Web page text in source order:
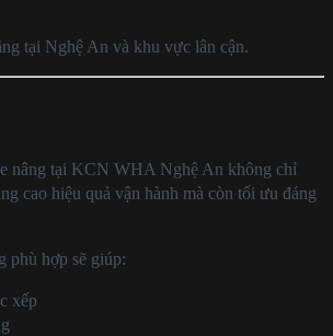
tại Nghệ An và khu vực lân cận.
nâng tại KCN WHA Nghệ An không chỉ
cao hiệu quả vận hành mà còn tối ưu đáng
phù hợp sẽ giúp:
xếp